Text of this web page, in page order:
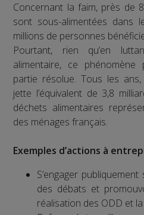
Concernant la faim, près de
sont sous-alimentées dans
millions de personnes
Pourtant, rien qu’en
alimentaire, ce
partie résolue. Tous les
jette l’équivalent de 3,8
déchets alimentaires
des ménages français.
Exemples d’actions à
S’engager
des débats et
réalisation des ODD et